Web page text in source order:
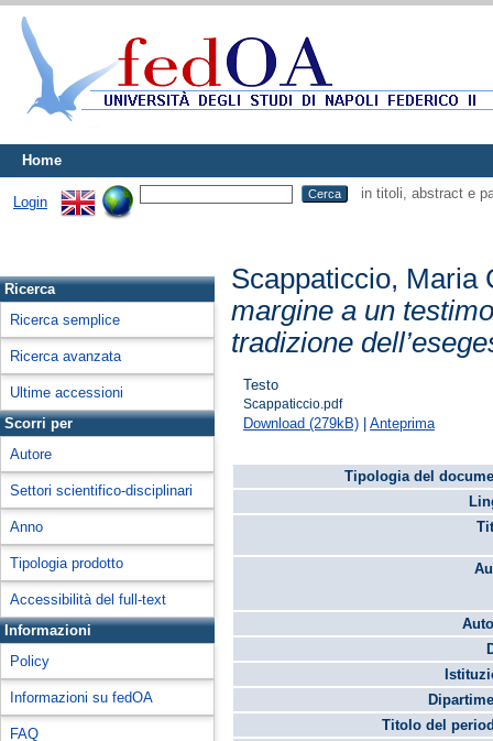
Home
Login
in titoli, abstract e
Ricerca
Ricerca semplice
Ricerca avanzata
Ultime accessioni
Scorri per
Autore
Settori scientifico-disciplinari
Anno
Tipologia prodotto
Accessibilità del full-text
Informazioni
Policy
Informazioni su fedOA
FAQ
Scappaticcio, Maria
margine a un
tradizione
Testo
Scappaticcio.pdf
Download (279kB) |Anteprima
Tipologia del
Titolo del